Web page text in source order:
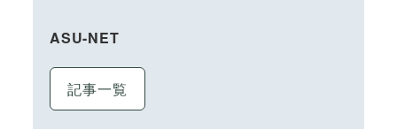
ASU-NET
記事一覧